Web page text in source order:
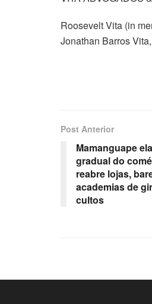
Roosevelt Vita (in
Jonathan Barros
Post Anterior
Mamanguape
gradual do
reabre lojas,
academias de
cultos